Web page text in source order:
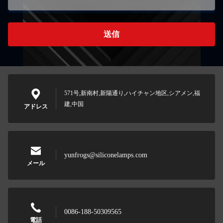
送信
アドレス
571号,新南村,新陽通り,ハイチャン地区,シアメン,福
建,中国
メール
yunfrogs@siliconelamps.com
電話
0086-188-50309565